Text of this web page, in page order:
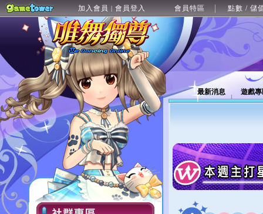
加入會員 | 會員登入 會員特區 點數 / 儲
最新消息 遊戲